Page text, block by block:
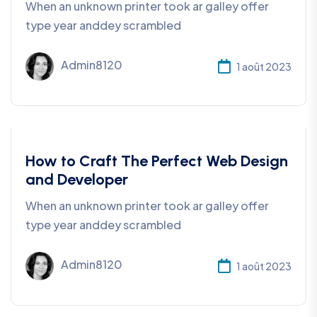
When an unknown printer took ar galley offer
type year anddey scrambled
Admin8120 1 août 2023
Coding
How to Craft The Perfect Web Design
and Developer
When an unknown printer took ar galley offer
type year anddey scrambled
Admin8120 1 août 2023